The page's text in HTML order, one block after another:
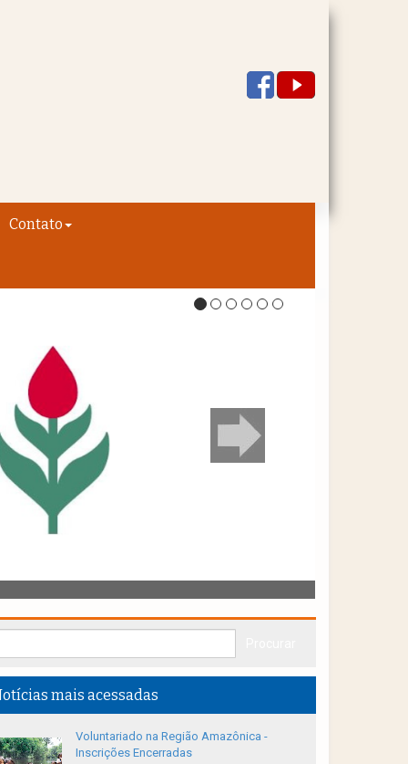
Contato
mais acessadas
Voluntariado na Região Amazônica -
Inscrições Encerradas